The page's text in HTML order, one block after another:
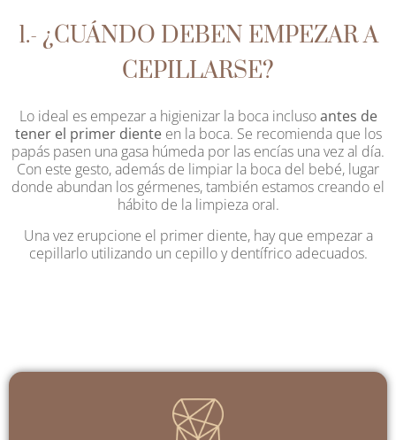
1.- ¿CUÁNDO DEBEN EMPEZAR A
CEPILLARSE?
Lo ideal es empezar a higienizar la boca inclusoantes de
tener el primer dienteen la boca. Se recomienda que los
papás pasen una gasa húmeda por las encías una vez al día.
Con este gesto, además de limpiar la boca del bebé, lugar
donde abundan los gérmenes, también estamos creando el
hábito de la limpieza oral.
Una vez erupcione el primer diente, hay que empezar a
cepillarlo utilizando un cepillo y dentífrico adecuados.